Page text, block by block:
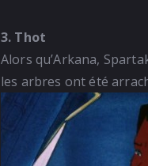
3. Thot
Alors qu’Arkana,
les arbres ont été